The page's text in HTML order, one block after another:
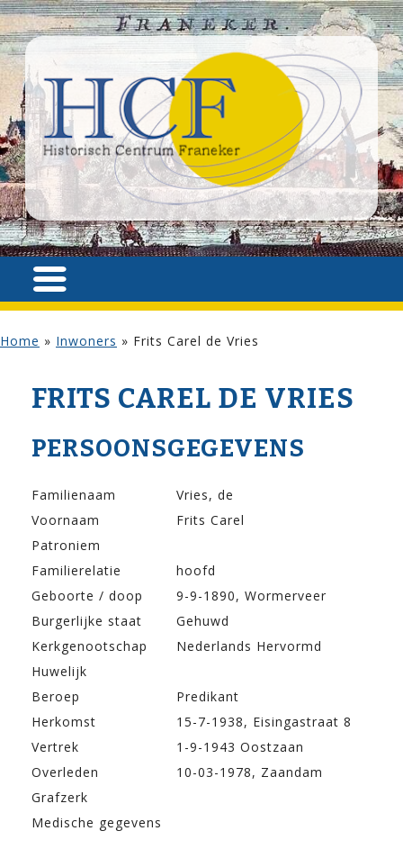
Home » Inwoners » Frits Carel de Vries
FRITS CAREL DE VRIES
PERSOONSGEGEVENS
Familienaam
Vries, de
Voornaam
Frits Carel
Patroniem
Familierelatie
hoofd
Geboorte / doop
9-9-1890, Wormerveer
Burgerlijke staat
Gehuwd
Kerkgenootschap
Nederlands Hervormd
Huwelijk
Beroep
Predikant
Herkomst
15-7-1938, Eisingastraat 8
Vertrek
1-9-1943 Oostzaan
Overleden
10-03-1978, Zaandam
Grafzerk
Medische gegevens